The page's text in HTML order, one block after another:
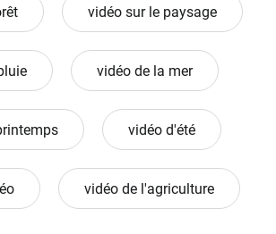
vidéo sur le paysage
vidéo de la mer
vidéo d'été
vidéo de l'agriculture